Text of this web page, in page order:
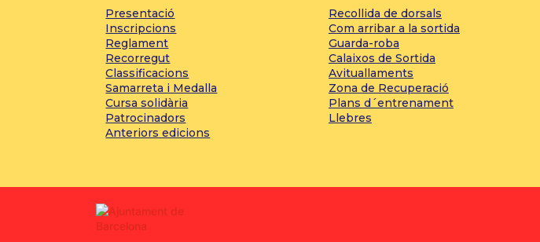
Presentació
Inscripcions
Reglament
Recorregut
Classificacions
Samarreta i Medalla
Cursa solidària
Patrocinadors
Anteriors edicions
Recollida de dorsals
Com arribar a la sortida
Guarda-roba
Calaixos de Sortida
Avituallaments
Zona de Recuperació
Plans d´entrenament
Llebres